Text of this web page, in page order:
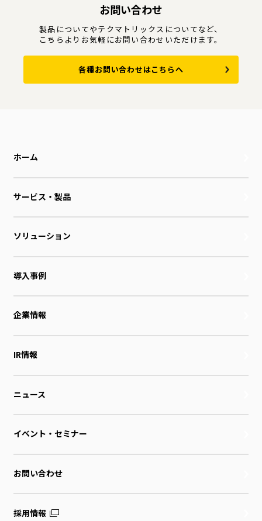
お問い合わせ
製品についてやテクマトリックスについてなど、
こちらよりお気軽にお問い合わせいただけます。
各種お問い合わせはこちらへ
ホーム
サービス・製品
ソリューション
導入事例
企業情報
IR情報
ニュース
イベント・セミナー
お問い合わせ
採用情報